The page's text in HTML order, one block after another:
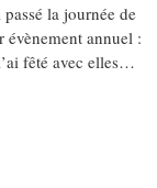
la journée de
évènement annuel :
fêté avec elles…